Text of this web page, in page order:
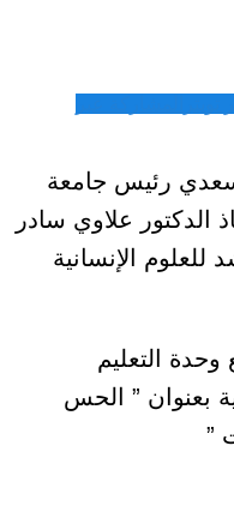
رئيس جامعة
الدكتور علاوي سادر
للعلوم الإنسانية
وحدة التعليم
بعنوان ” الحس
”